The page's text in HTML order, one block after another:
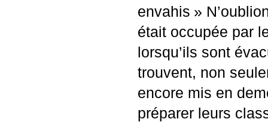
envahis »
était occupée par
lorsqu’ils sont
trouvent, non
encore mis en
préparer leurs